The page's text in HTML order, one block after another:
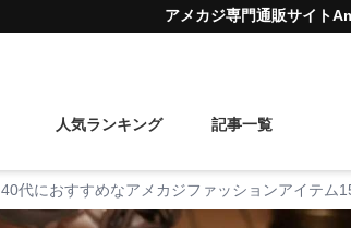
アメカジ専門通販サイト
人気ランキング 記事一覧
40代におすすめなアメカジファッションアイテム